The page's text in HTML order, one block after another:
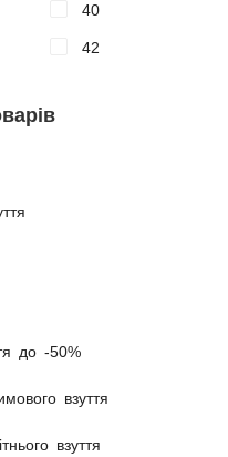
40
42
до -50%
взуття
взуття